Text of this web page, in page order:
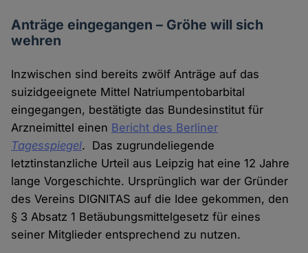
Anträge eingegangen – Gröhe will sich
wehren
Inzwischen sind bereits zwölf Anträge auf das
suizidgeeignete Mittel Natriumpentobarbital
eingegangen, bestätigte das Bundesinstitut für
Arzneimittel einen Bericht des Berliner
Tagesspiegel. Das zugrundeliegende
letztinstanzliche Urteil aus Leipzig hat eine 12 Jahre
lange Vorgeschichte. Ursprünglich war der Gründer
des Vereins DIGNITAS auf die Idee gekommen, den
§ 3 Absatz 1 Betäubungsmittelgesetz für eines
seiner Mitglieder entsprechend zu nutzen.